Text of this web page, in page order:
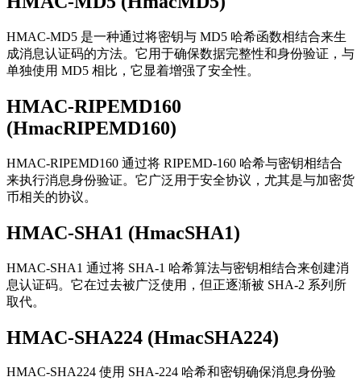
HMAC-MD5 是一种通过将密钥与 MD5 哈希函数相结合来生
成消息认证码的方法。它用于确保数据完整性和身份验证，与
单独使用 MD5 相比，它显着增强了安全性。
HMAC-RIPEMD160
(HmacRIPEMD160)
HMAC-RIPEMD160 通过将 RIPEMD-160 哈希与密钥相结合
来执行消息身份验证。它广泛用于安全协议，尤其是与加密货
币相关的协议。
HMAC-SHA1 (HmacSHA1)
HMAC-SHA1 通过将 SHA-1 哈希算法与密钥相结合来创建消
息认证码。它在过去被广泛使用，但正逐渐被 SHA-2 系列所
取代。
HMAC-SHA224 (HmacSHA224)
HMAC-SHA224 使用 SHA-224 哈希和密钥确保消息身份验